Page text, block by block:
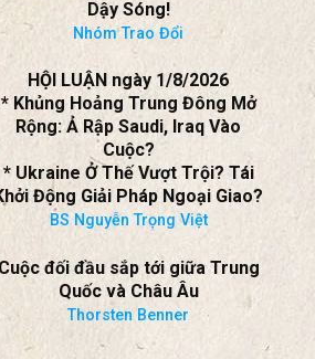
DIỄN ĐÀN MỞ RỘNG ngày
1/8/2026
10 Năm Sau Phán Quyết Của Tòa
Trọng Tài PCA, BIỂN ĐÔNG Vẫn
Dậy Sóng!
Nhóm Trao Đổi
HỘI LUẬN ngày 1/8/2026
* Khủng Hoảng Trung Đông Mở
Rộng: Ả Rập Saudi, Iraq Vào
Cuộc?
* Ukraine Ở Thế Vượt Trội? Tái
Khởi Động Giải Pháp Ngoại Giao?
BS Nguyễn Trọng Việt